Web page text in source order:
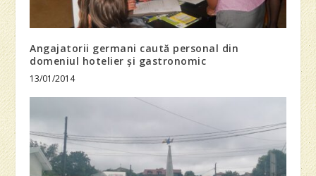
Angajatorii germani caută personal din
domeniul hotelier și gastronomic
13/01/2014